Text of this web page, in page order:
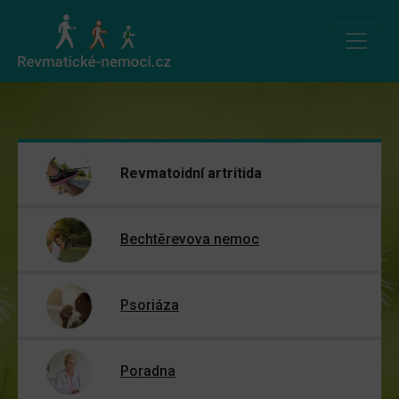
Revmatoidní artritida
Bechtěrevova nemoc
Psoriáza
Poradna